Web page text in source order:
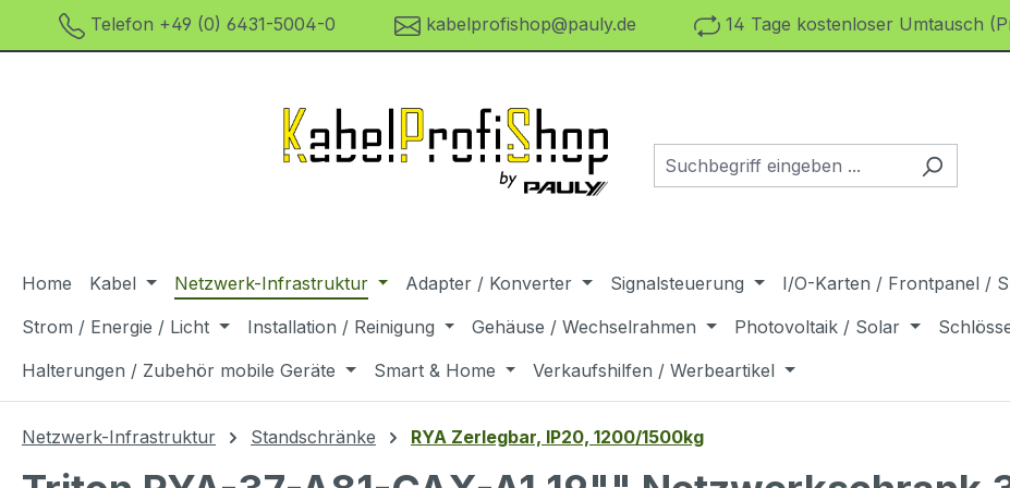
Hauptinhalt springen
Zur Suche springen
Zur Hauptnavigation springen
Telefon +49 (0) 6431-5004-0 kabelprofishop@pauly.de 14 Tage kostenloser Umtausch
Home Kabel Netzwerk-Infrastruktur Adapter / Konverter Signalsteuerung I/O-Karten / Frontpanel /
Strom / Energie / Licht
Installation / Reinigung Gehäuse / Wechselrahmen Photovoltaik / Solar
Halterungen / Zubehör mobile Geräte
Smart & Home Verkaufshilfen / Werbeartikel
Netzwerk-Infrastruktur Standschränke RYA Zerlegbar, IP20, 1200/1500kg